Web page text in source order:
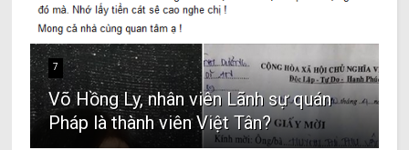
7
Võ Hồng Ly, nhân viên Lãnh sự quán
Pháp là thành viên Việt Tân?